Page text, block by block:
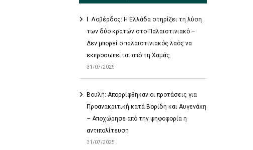
Ι. Λοβέρδος: Η Ελλάδα στηρίζει τη λύση
των δύο κρατών στο Παλαιστινιακό –
Δεν μπορεί ο παλαιστινιακός λαός να
εκπροσωπείται από τη Χαμάς
31/07/2025
Βουλή: Απορρίφθηκαν οι προτάσεις για
Προανακριτική κατά Βορίδη και Αυγενάκη
– Αποχώρησε από την ψηφοφορία η
αντιπολίτευση
31/07/2025